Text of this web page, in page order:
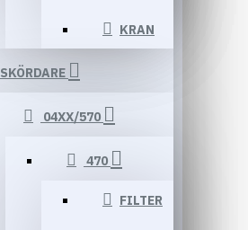
KRAN
SKÖRDARE
04XX/570
470
FILTER